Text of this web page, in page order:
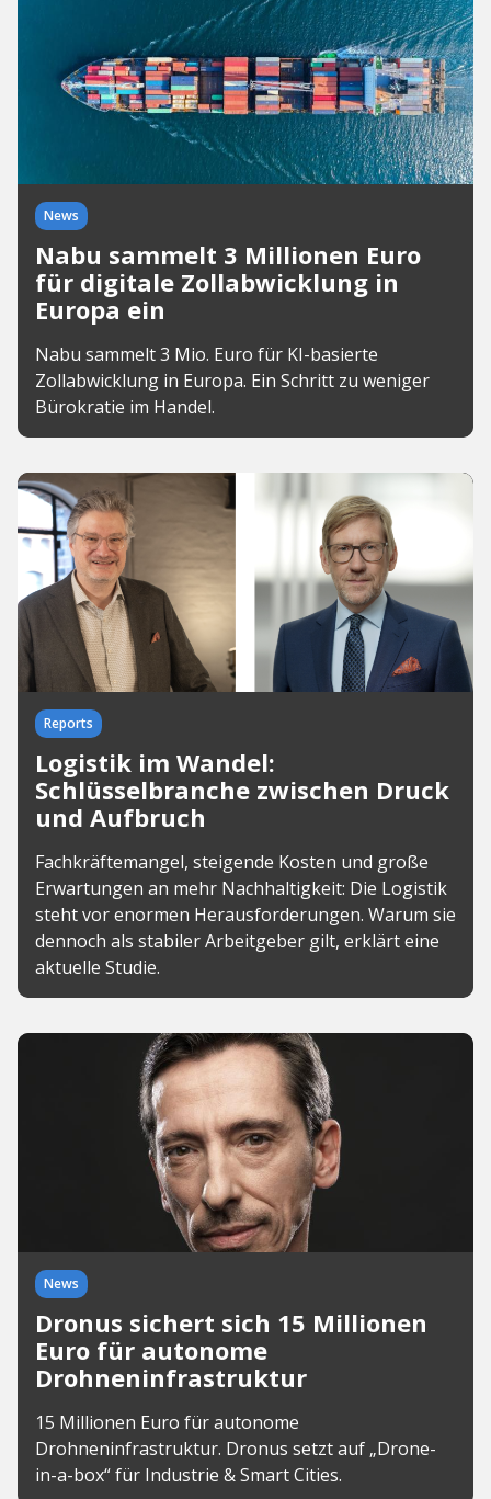
News
Nabu sammelt 3 Millionen Euro
für digitale Zollabwicklung in
Europa ein
Nabu sammelt 3 Mio. Euro für KI-basierte
Zollabwicklung in Europa. Ein Schritt zu weniger
Bürokratie im Handel.
Reports
Logistik im Wandel:
Schlüsselbranche zwischen Druck
und Aufbruch
Fachkräftemangel, steigende Kosten und große
Erwartungen an mehr Nachhaltigkeit: Die Logistik
steht vor enormen Herausforderungen. Warum sie
dennoch als stabiler Arbeitgeber gilt, erklärt eine
aktuelle Studie.
News
Dronus sichert sich 15 Millionen
Euro für autonome
Drohneninfrastruktur
15 Millionen Euro für autonome
Drohneninfrastruktur. Dronus setzt auf „Drone-
in-a-box“ für Industrie & Smart Cities.